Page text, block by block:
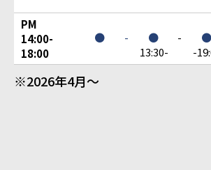
PM
14:00-
18:00
● -
●
13:30-
-
●
-
※2026年4月～